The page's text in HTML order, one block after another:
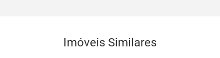
Imóveis Similares